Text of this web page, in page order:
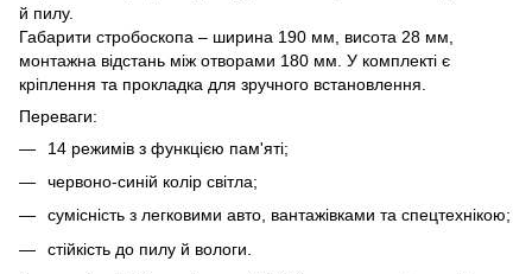
й пилу.
Габарити стробоскопа – ширина 190 мм, висота 28 мм,
монтажна відстань між отворами 180 мм. У комплекті є
кріплення та прокладка для зручного встановлення.
Переваги:
14 режимів з функцією пам'яті;
червоно-синій колір світла;
сумісність з легковими авто, вантажівками та спецтехнікою;
стійкість до пилу й вологи.